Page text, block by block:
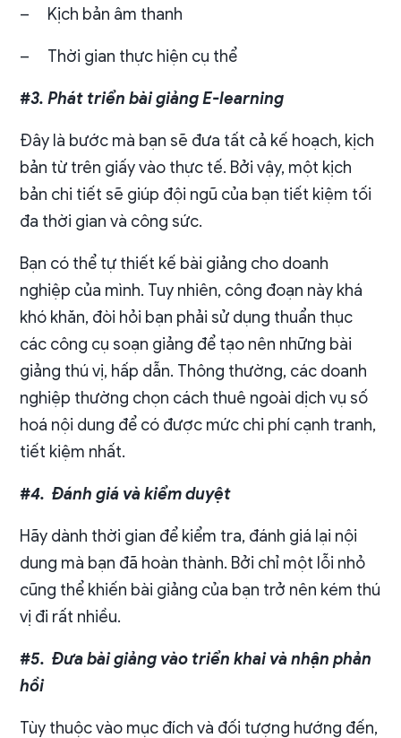
– Kịch bản âm thanh
– Thời gian thực hiện cụ thể
#3. Phát triển bài giảng E-learning
Đây là bước mà bạn sẽ đưa tất cả kế hoạch, kịch
bản từ trên giấy vào thực tế. Bởi vậy, một kịch
bản chi tiết sẽ giúp đội ngũ của bạn tiết kiệm tối
đa thời gian và công sức.
Bạn có thể tự thiết kế bài giảng cho doanh
nghiệp của mình. Tuy nhiên, công đoạn này khá
khó khăn, đòi hỏi bạn phải sử dụng thuẩn thục
các công cụ soạn giảng để tạo nên những bài
giảng thú vị, hấp dẫn. Thông thường, các doanh
nghiệp thường chọn cách thuê ngoài dịch vụ số
hoá nội dung để có được mức chi phí cạnh tranh,
tiết kiệm nhất.
#4. Đánh giá và kiểm duyệt
Hãy dành thời gian để kiểm tra, đánh giá lại nội
dung mà bạn đã hoàn thành. Bởi chỉ một lỗi nhỏ
cũng thể khiến bài giảng của bạn trở nên kém thú
vị đi rất nhiều.
#5. Đưa bài giảng vào triển khai và nhận phản
hồi
Tùy thuộc vào mục đích và đối tượng hướng đến,